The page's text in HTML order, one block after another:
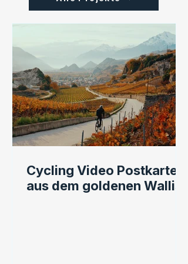
Cycling Video Postkarten
aus dem goldenen Wallis